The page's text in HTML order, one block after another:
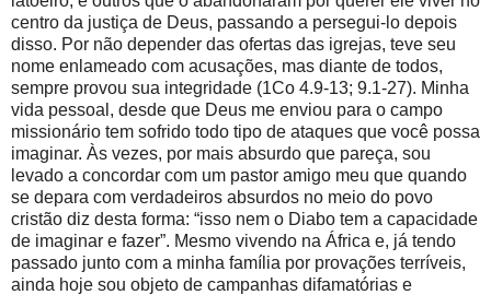
centro da justiça de Deus, passando a persegui-lo depois
disso. Por não depender das ofertas das igrejas, teve seu
nome enlameado com acusações, mas diante de todos,
sempre provou sua integridade (1Co 4.9-13; 9.1-27). Minha
vida pessoal, desde que Deus me enviou para o campo
missionário tem sofrido todo tipo de ataques que você possa
imaginar. Às vezes, por mais absurdo que pareça, sou
levado a concordar com um pastor amigo meu que quando
se depara com verdadeiros absurdos no meio do povo
cristão diz desta forma: “isso nem o Diabo tem a capacidade
de imaginar e fazer”. Mesmo vivendo na África e, já tendo
passado junto com a minha família por provações terríveis,
ainda hoje sou objeto de campanhas difamatórias e